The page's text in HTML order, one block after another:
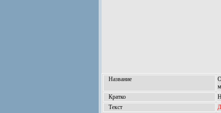
Название
Кратко
Текст